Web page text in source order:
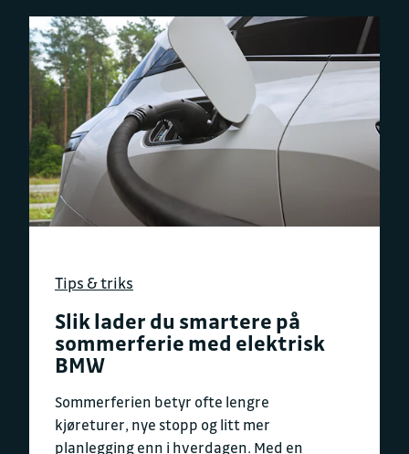
Tips & triks
Slik lader du smartere på
sommerferie med elektrisk
BMW
Sommerferien betyr ofte lengre
kjøreturer, nye stopp og litt mer
planlegging enn i hverdagen. Med en